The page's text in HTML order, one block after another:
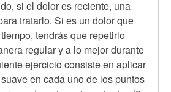
si el dolor es reciente, una
tratarlo. Si es un dolor que
tendrás que repetirlo
regular y a lo mejor durante
ejercicio consiste en aplicar
en cada uno de los puntos